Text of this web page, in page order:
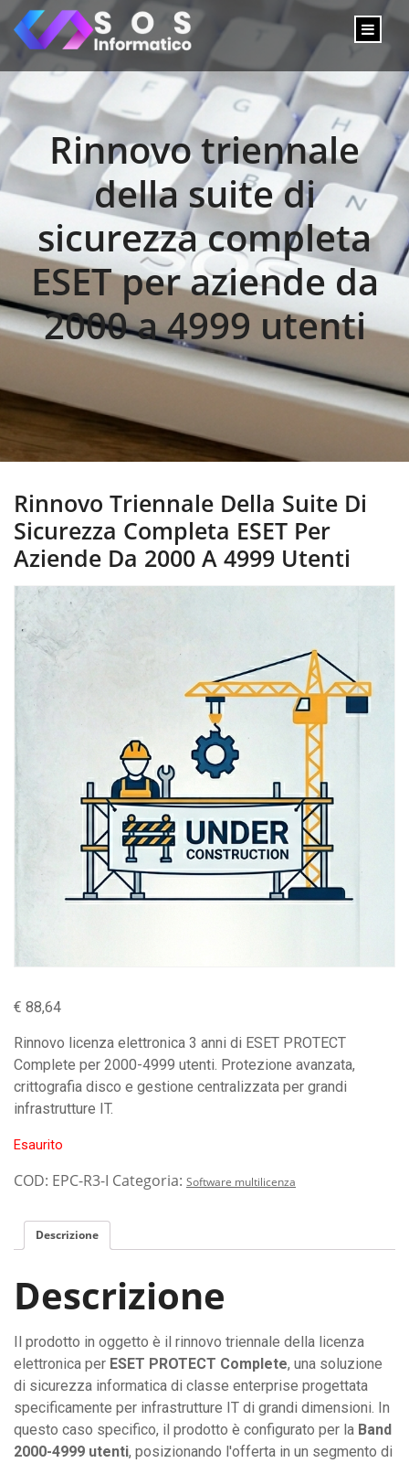
Rinnovo triennale
della suite di
sicurezza completa
ESET per aziende da
2000 a 4999 utenti
Rinnovo Triennale Della Suite Di
Sicurezza Completa ESET Per
Aziende Da 2000 A 4999 Utenti
€ 88,64
Rinnovo licenza elettronica 3 anni di ESET PROTECT
Complete per 2000-4999 utenti. Protezione avanzata,
crittografia disco e gestione centralizzata per grandi
infrastrutture IT.
Esaurito
COD: EPC-R3-I Categoria: Software multilicenza
Descrizione
Descrizione
Il prodotto in oggetto è il rinnovo triennale della licenza
elettronica per ESET PROTECT Complete, una soluzione
di sicurezza informatica di classe enterprise progettata
specificamente per infrastrutture IT di grandi dimensioni. In
questo caso specifico, il prodotto è configurato per la Band
2000-4999 utenti, posizionando l'offerta in un segmento di